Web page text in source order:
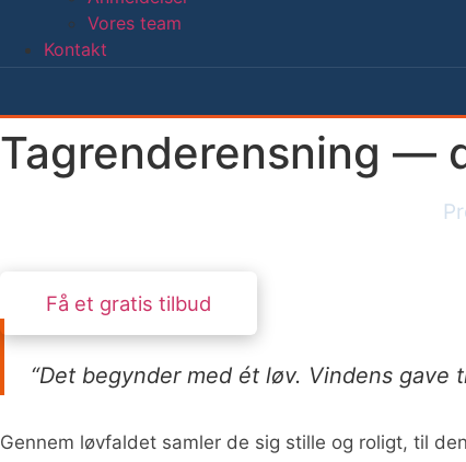
Vores team
Kontakt
Tagrenderensning —
Få et gratis tilbud
“Det begynder med ét løv. Vindens
Gennem løvfaldet samler de sig stille og roligt, til